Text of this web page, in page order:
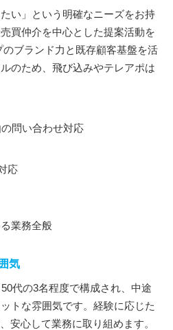
い」という明確なニーズをお持
買仲介を中心とした提案活動を
ブランド力と既存顧客基盤を活
のため、飛び込みやテレアポは
問い合わせ対応
応
業務全般
気
代の3名程度で構成され、中途
トな雰囲気です。経験に応じた
安心して業務に取り組めます。